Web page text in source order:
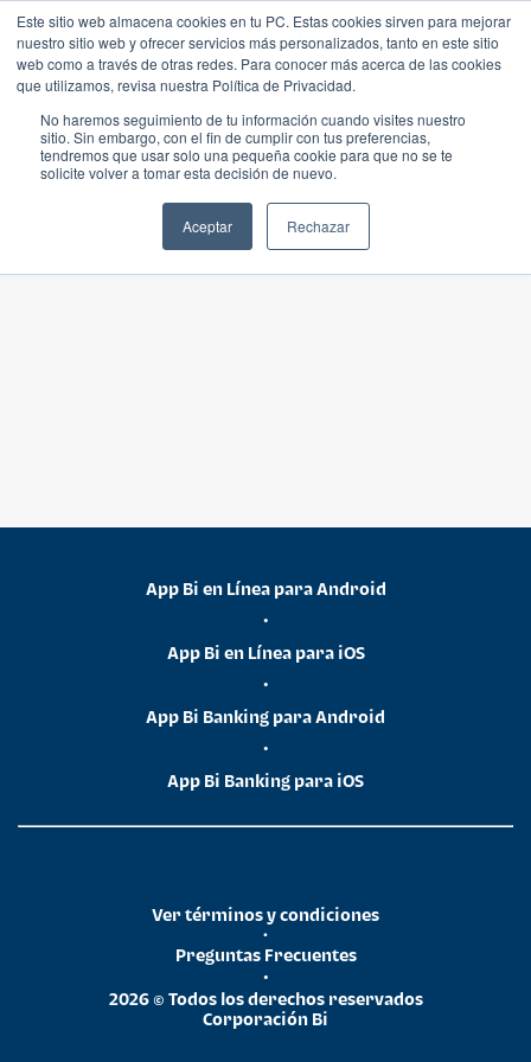
Este sitio web almacena cookies en tu PC. Estas cookies sirven para mejorar
nuestro sitio web y ofrecer servicios más personalizados, tanto en este sitio
web como a través de otras redes. Para conocer más acerca de las cookies
que utilizamos, revisa nuestra Política de Privacidad.
No haremos seguimiento de tu información cuando visites nuestro
sitio. Sin embargo, con el fin de cumplir con tus preferencias,
tendremos que usar solo una pequeña cookie para que no se te
solicite volver a tomar esta decisión de nuevo.
Aceptar Rechazar
App Bi en Línea para Android
•
App Bi en Línea para iOS
•
App Bi Banking para Android
•
App Bi Banking para iOS
2026 © Todos los derechos reservados
Corporación Bi
•
Preguntas Frecuentes
•
Ver términos y condiciones